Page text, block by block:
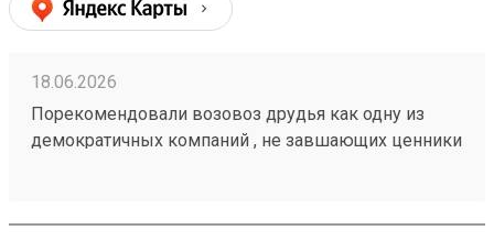
18.06.2026
Порекомендовали возовоз друдья как одну из
демократичных компаний , не завшающих ценники